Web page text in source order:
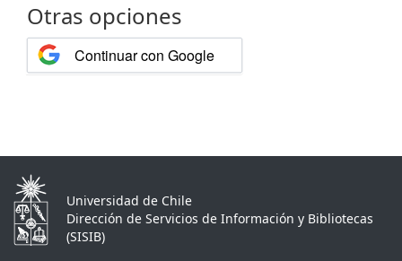
Otras opciones
Continuar con Google
Universidad de Chile
Dirección de Servicios de Información y Bibliotecas
(SISIB)